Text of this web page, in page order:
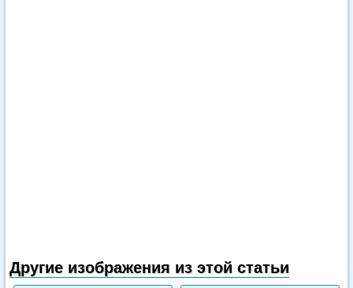
Другие изображения из этой статьи